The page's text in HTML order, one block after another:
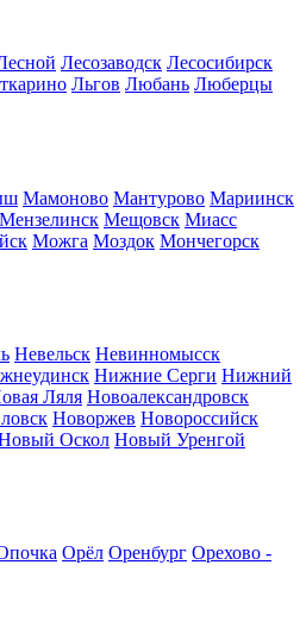
Лесозаводск Лесосибирск
Льгов Любань Люберцы
Мамоново Мантурово Мариинск
Мензелинск Мещовск Миасс
Можга Моздок Мончегорск
Невельск Невинномысск
Нижние Серги Нижний
Ляля Новоалександровск
Новоржев Новороссийск
Оскол Новый Уренгой
Орёл Оренбург Орехово -